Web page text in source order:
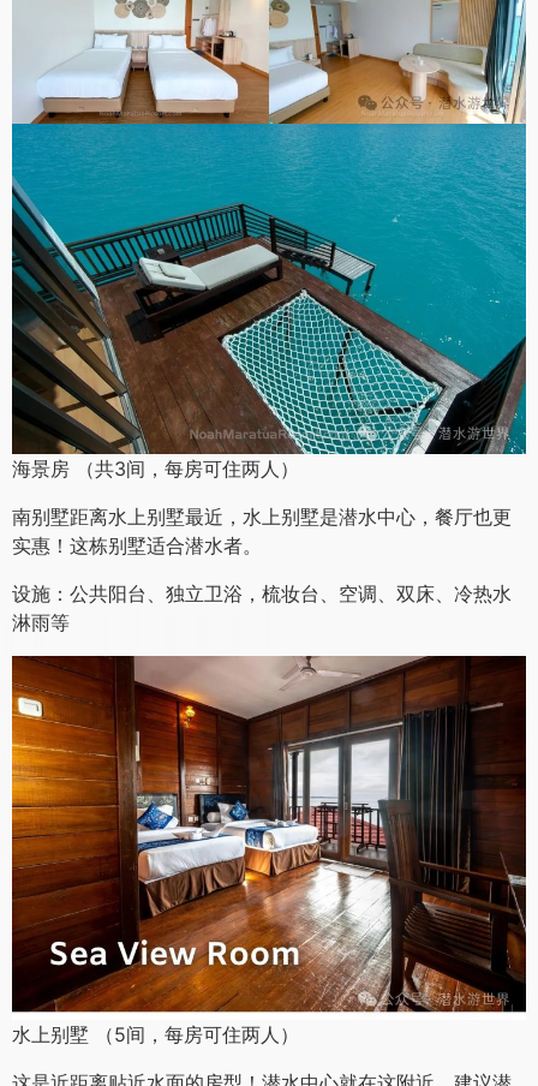
海景房 （共3间，每房可住两人）
南别墅距离水上别墅最近，水上别墅是潜水中心，餐厅也更
实惠！这栋别墅适合潜水者。
设施：公共阳台、独立卫浴，梳妆台、空调、双床、冷热水
淋雨等